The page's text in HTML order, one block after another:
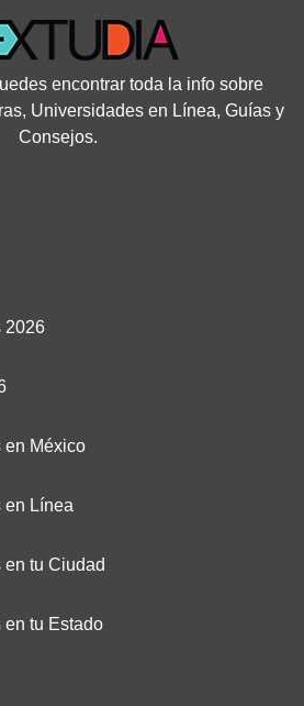
encontrar toda la info sobre
Universidades en Línea, Guías y
Consejos.
2026
en México
en Línea
tu Ciudad
tu Estado